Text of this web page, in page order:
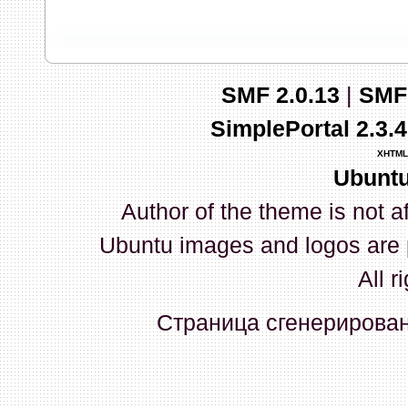
03 Апреля 2026, 10:02:33
whookey:GenKass: с
03 Апреля 2026, 05:22:56
GenKass:По тому же
02 Апреля 2026, 12:56:37
GenKass:Всем доброго
серии (6592) 1-1245, 3-
прошить до 7926, чтобы
Атол 11 видится в системе
SMF 2.0.13|
SimplePortal
XHTML
Author of the theme is not
Ubuntu images and logos
All
Страница